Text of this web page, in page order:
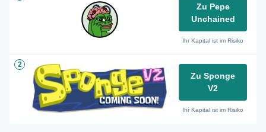
Zu Pepe
Unchained
Ihr Kapital ist im Risiko
2
Zu Sponge
V2
Ihr Kapital ist im Risiko